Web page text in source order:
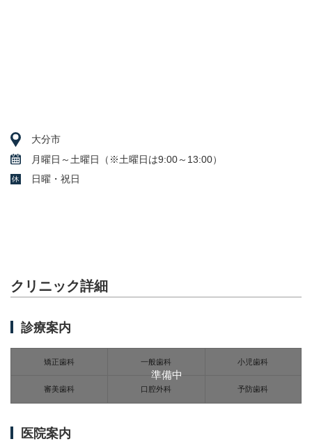
大分市
月曜日～土曜日（※土曜日は9:00～13:00）
日曜・祝日
クリニック詳細
診療案内
準備中
矯正歯科 一般歯科 小児歯科
審美歯科 口腔外科 予防歯科
医院案内